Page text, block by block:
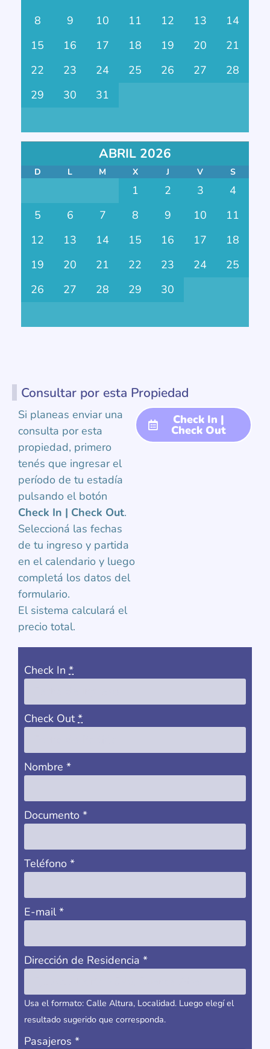
8
9 10 11 12 13
14
15
16 17 18 19 20
21
22
23 24 25 26 27
28
29
30 31
ABRIL 2026
D L M X J V S
1 2 3
4
5
6 7 8 9 10
11
12
13 14 15 16 17
18
19
20 21 22 23 24
25
26
27 28 29 30
Consultar por esta Propiedad
Si planeas enviar una
consulta por esta
propiedad, primero
tenés que ingresar el
período de tu estadía
pulsando el botón
Check In | Check Out.
Seleccioná las fechas
de tu ingreso y partida
en el calendario y luego
completá los datos del
formulario.
El sistema calculará el
precio total.
Check In |
Check Out
Check In *
Check Out *
Nombre *
Documento *
Teléfono *
E-mail*
Dirección de Residencia *
Usa el formato: Calle Altura, Localidad. Luego elegí el
resultado sugerido que corresponda.
Pasajeros *